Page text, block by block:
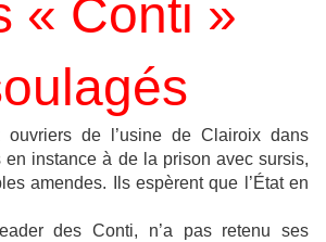
« Conti »
de l’usine de Clairoix dans
en instance à de la prison avec sursis,
amendes. Ils espèrent que l’État en
des Conti, n’a pas retenu ses